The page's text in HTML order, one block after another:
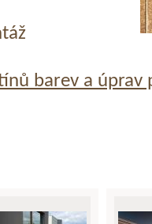
barev a úprav